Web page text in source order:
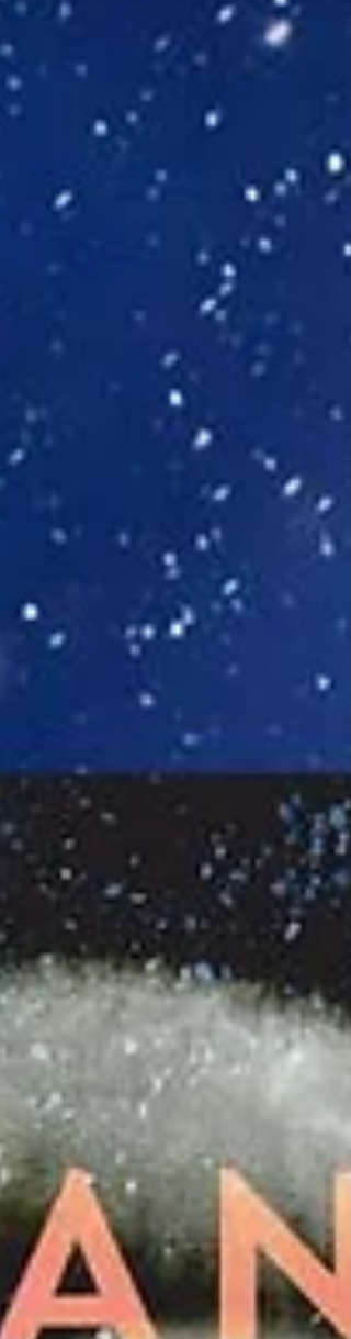
Schrift sein sollte. Bei WAS IST WAS fand
man das nötige Wissen dazu. In 46 Karten
rund um die Welt